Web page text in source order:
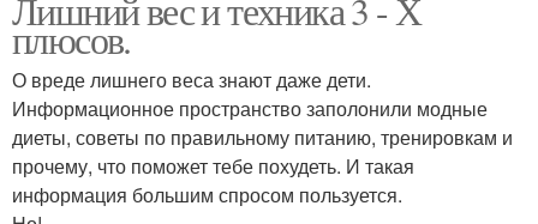
Лишний вес и техника 3 - Х
плюсов.
О вреде лишнего веса знают даже дети.
Информационное пространство заполонили модные
диеты, советы по правильному питанию, тренировкам и
прочему, что поможет тебе похудеть. И такая
информация большим спросом пользуется.